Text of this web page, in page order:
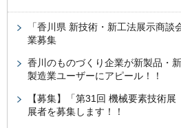
「香川県 新技術・新工法展示商
業募集
香川のものづくり企業が新製品・
製造業ユーザーにアピール！！
【募集】「第31回 機械要素技術
展者を募集します！！